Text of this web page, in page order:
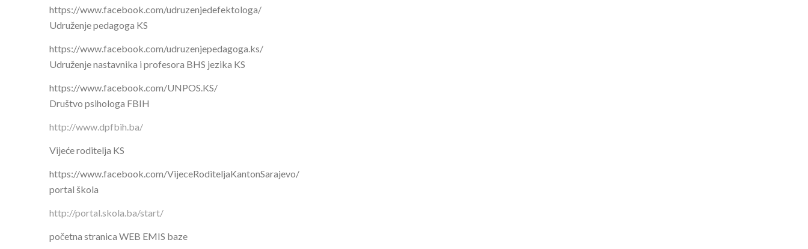
https://www.facebook.com/udruzenjedefektologa/
Udruženje pedagoga KS
https://www.facebook.com/udruzenjepedagoga.ks/
Udruženje nastavnika i profesora BHS jezika KS
https://www.facebook.com/UNPOS.KS/
Društvo psihologa FBIH
http://www.dpfbih.ba/
Vijeće roditelja KS
https://www.facebook.com/VijeceRoditeljaKantonSarajevo/
portal škola
http://portal.skola.ba/start/
početna stranica WEB EMIS baze